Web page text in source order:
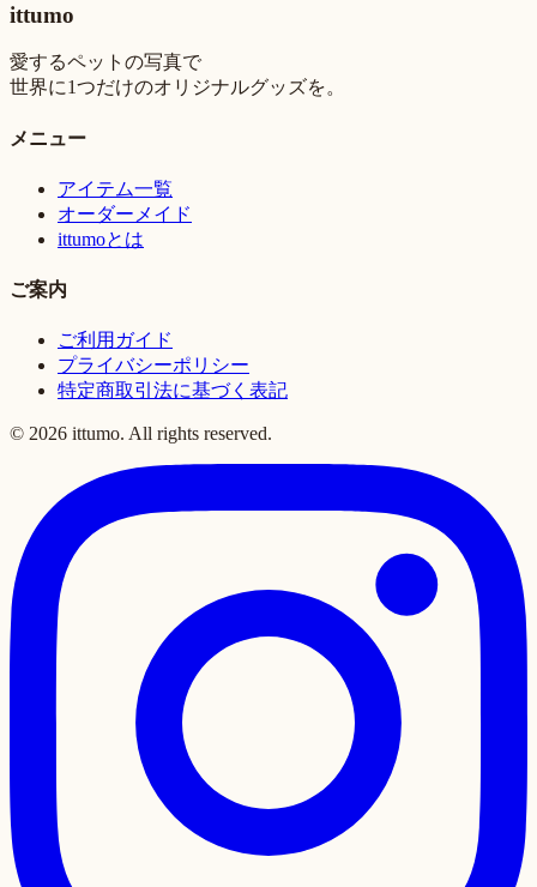
ittumo
愛するペットの写真で
世界に1つだけのオリジナルグッズを。
メニュー
アイテム一覧
オーダーメイド
ittumoとは
ご案内
ご利用ガイド
プライバシーポリシー
特定商取引法に基づく表記
© 2026 ittumo. All rights reserved.